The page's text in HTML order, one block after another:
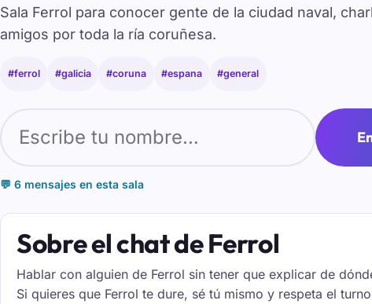
Sala Ferrol para conocer gente de la ciudad naval,
amigos por toda la ría coruñesa.
#ferrol #galicia #coruna #espana #general
💬 6 mensajes en esta sala
Sobre el chat de Ferrol
Hablar con alguien de Ferrol sin tener que explicar de
Si quieres que Ferrol te dure, sé tú mismo y respeta el